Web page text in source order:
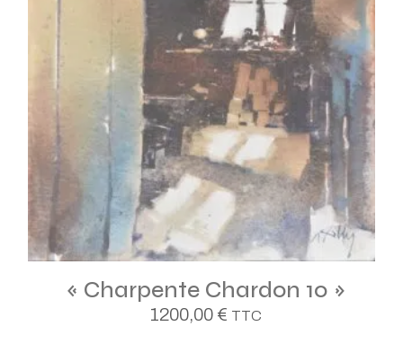
« Charpente Chardon 10 »
1200,00 € TTC